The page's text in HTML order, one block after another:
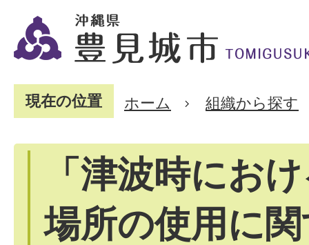
現在の位置 ホーム 組織から探す
「津波時にお
場所の使用に